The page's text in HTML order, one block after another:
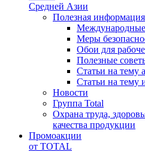
Средней Азии
Полезная информация
Меры
Обои для
Полезные
Статьи на тему
Статьи на тему
Новости
Группа Total
Охрана труда,
качества продукции
Промоакции
от TOTAL